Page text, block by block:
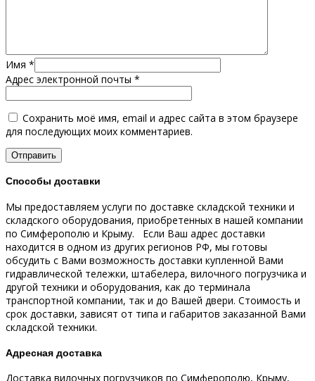
Имя *
Адрес электронной почты *
Сохранить моё имя, email и адрес сайта в этом браузере
для последующих моих комментариев.
Способы доставки
Мы предоставляем услуги по доставке складской техники и
складского оборудования, приобретенных в нашей компании
по Симферополю и Крыму.
Если Ваш адрес доставки
находится в одном из других регионов РФ, мы готовы
обсудить с Вами возможность доставки купленной Вами
гидравлической тележки, штабелера, вилочного погрузчика и
другой техники и оборудования, как до терминала
транспортной компании, так и до Вашей двери. Стоимость и
срок доставки, зависят от типа и габаритов заказанной Вами
складской техники.
Адресная доставка
Доставка вилочных погрузчиков по Симферополю, Крыму,